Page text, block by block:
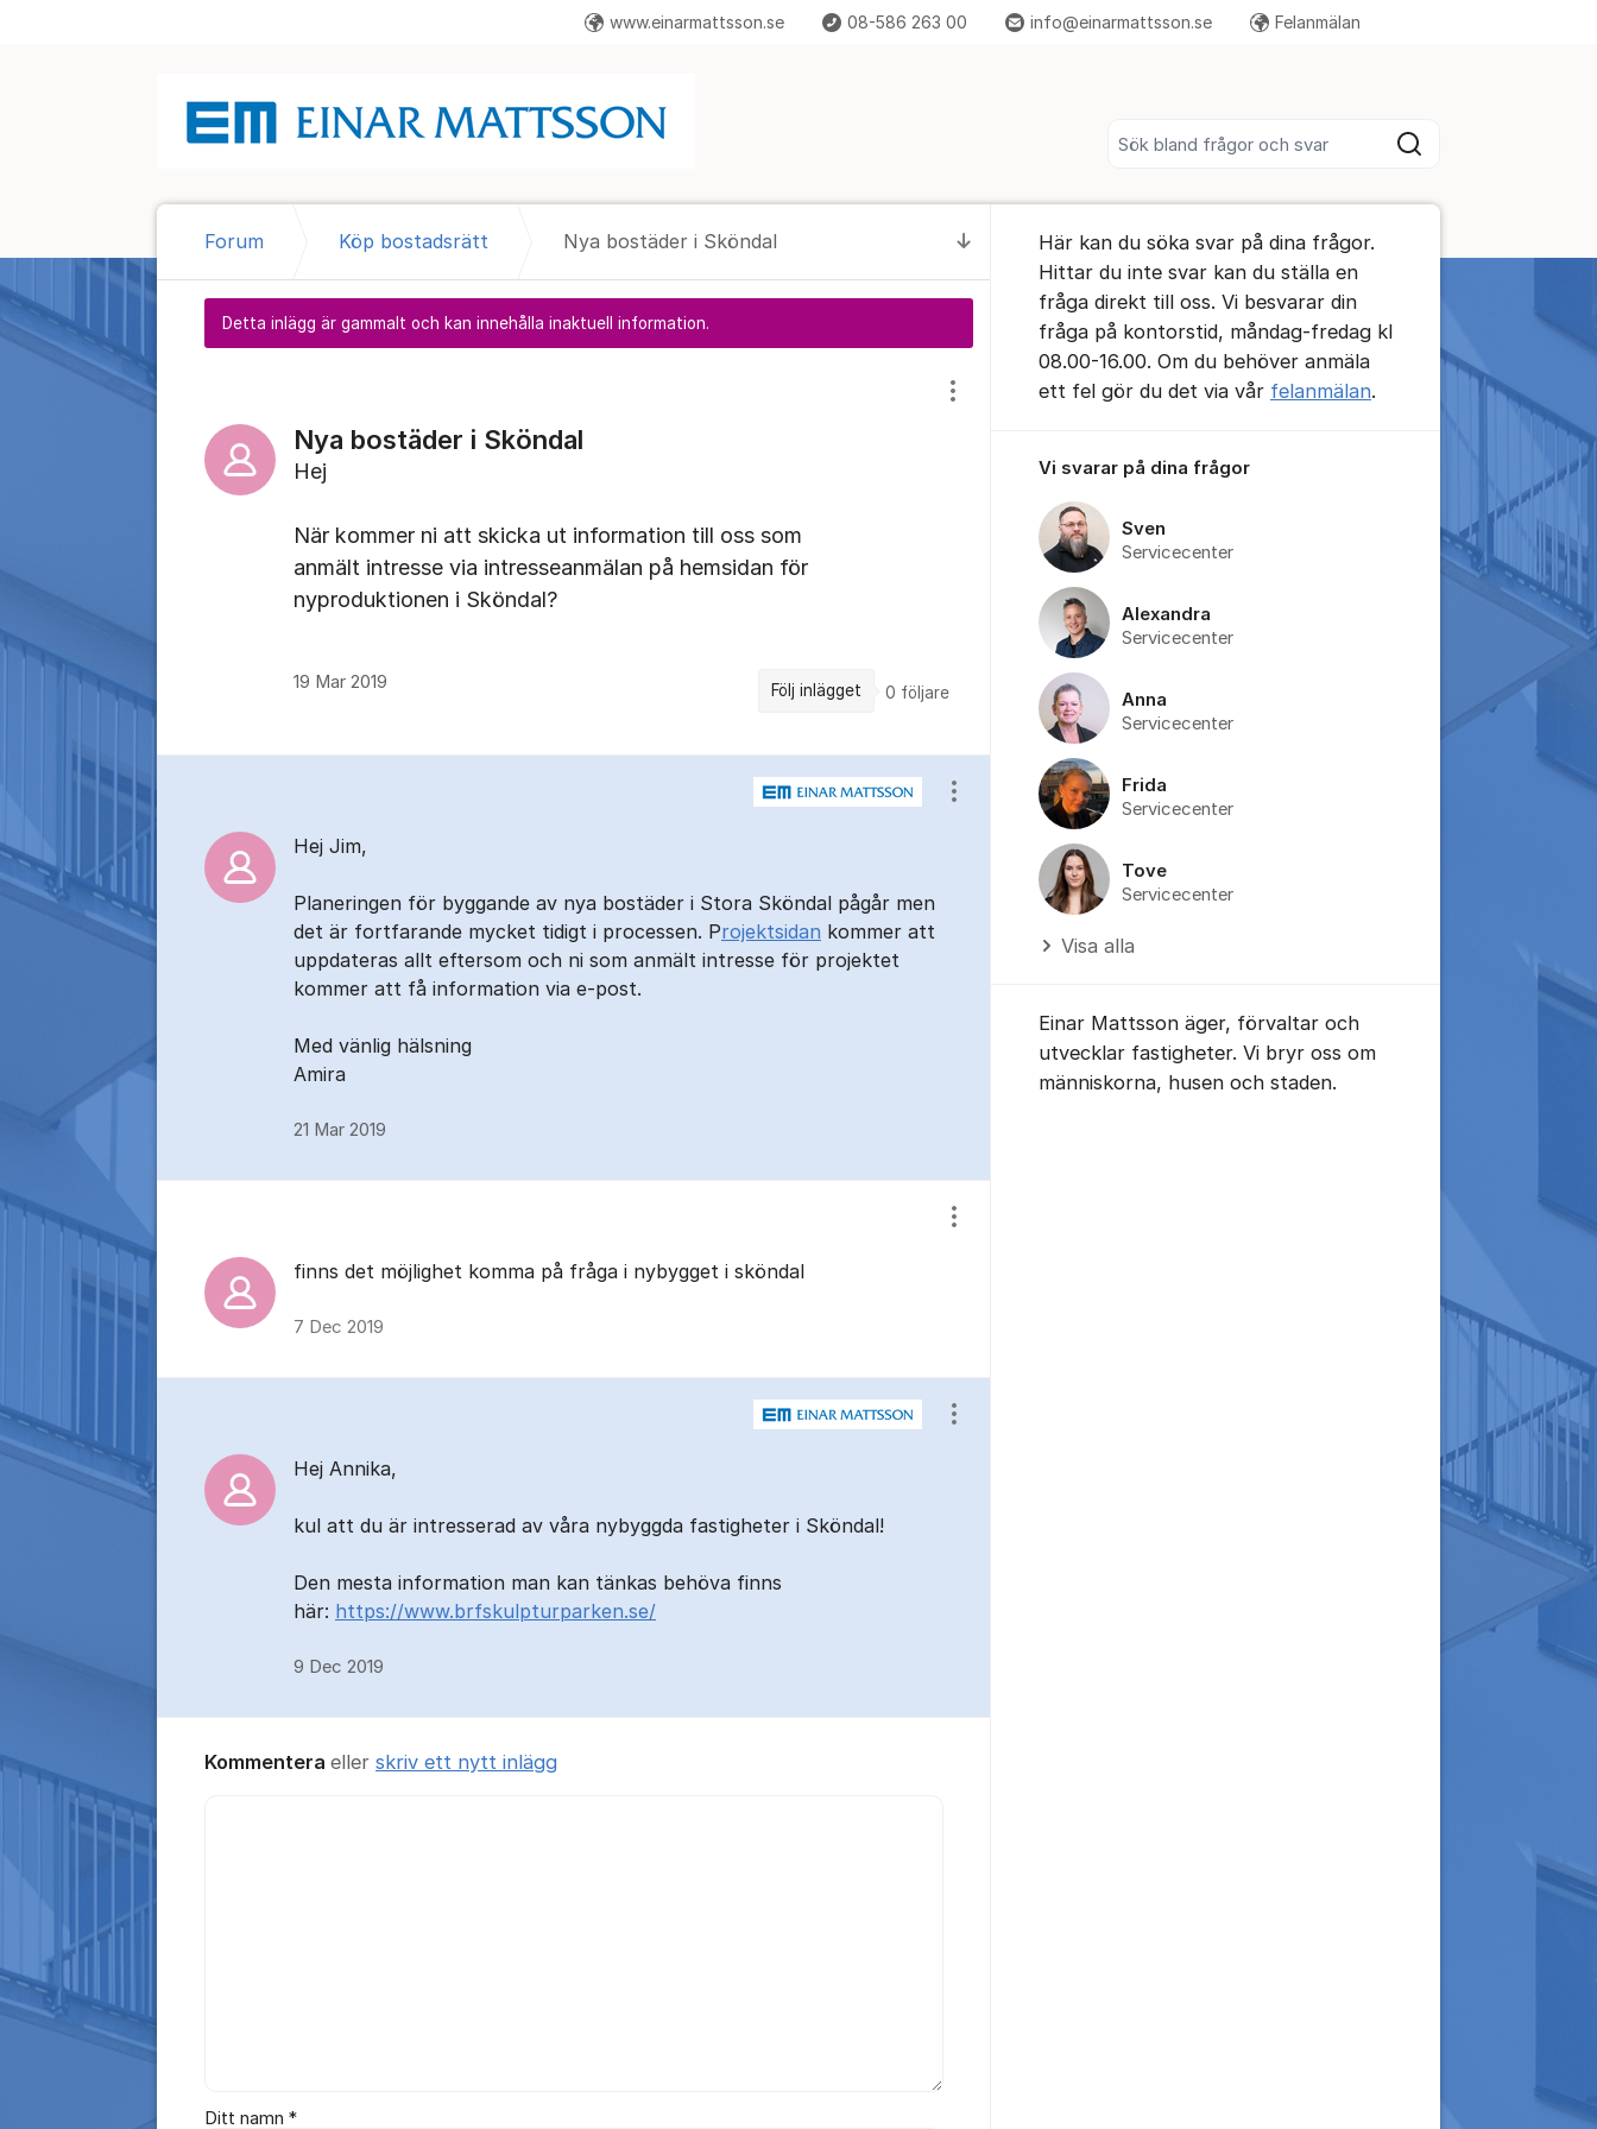
Sök
www.einarmattsson.se 08-586 263 00 info@einarmattsson.se FelanmälanFler supportlänkar
Till senaste kommentaren
Forum Köp bostadsrätt Nya bostäder i Sköndal
Detta inlägg är gammalt och kan innehålla inaktuell information.
Nya bostäder i Sköndal
Visa/dölj inställningar för inlägg/kommentar
Hej
När kommer ni att skicka ut information till oss som
anmält intresse via intresseanmälan på hemsidan för
nyproduktionen i Sköndal?
19 Mar 2019 Följ inlägget 0 följare
Hej Jim,
Planeringen för byggande av nya bostäder i Stora Sköndal pågår men
det är fortfarande mycket tidigt i processen. Projektsidan kommer att
uppdateras allt eftersom och ni som anmält intresse för projektet
kommer att få information via e-post.
Med vänlig hälsning
Amira
21 Mar 2019
Visa/dölj inställningar för inlägg/kommentar
finns det möjlighet komma på fråga i nybygget i sköndal
7 Dec 2019
Visa/dölj inställningar för inlägg/kommentar
Hej Annika,
kul att du är intresserad av våra nybyggda fastigheter i Sköndal!
Den mesta information man kan tänkas behöva finns
här: https://www.brfskulpturparken.se/
9 Dec 2019
Visa/dölj inställningar för inlägg/kommentar
Kommentera eller skriv ett nytt inlägg
Ditt namn *
Här kan du söka svar på dina frågor.
Hittar du inte svar kan du ställa en
fråga direkt till oss. Vi besvarar din
fråga på kontorstid, måndag-fredag kl
08.00-16.00. Om du behöver anmäla
ett fel gör du det via vår felanmälan.
Vi svarar på dina frågor
Sven
Servicecenter
Alexandra
Servicecenter
Anna
Servicecenter
Frida
Servicecenter
Tove
Servicecenter
Visa alla
Einar Mattsson äger, förvaltar och
utvecklar fastigheter. Vi bryr oss om
människorna, husen och staden.